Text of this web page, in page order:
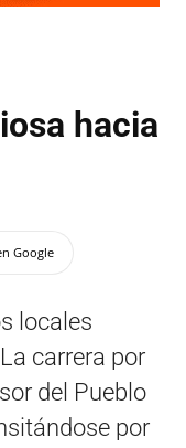
hacia
Google
locales
carrera por
del Pueblo
por